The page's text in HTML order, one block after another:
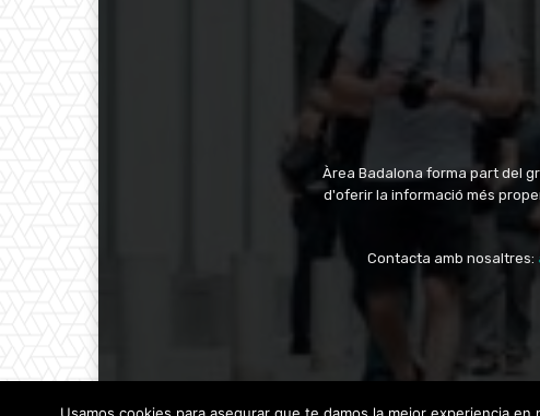
Àrea Badalona forma part del
d'oferir la informació més
Contacta amb nosaltres: